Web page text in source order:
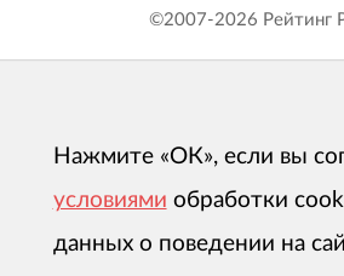
©2007-2026 Рейтинг
Нажмите «ОК», если вы
условиями обработки
данных о поведении на